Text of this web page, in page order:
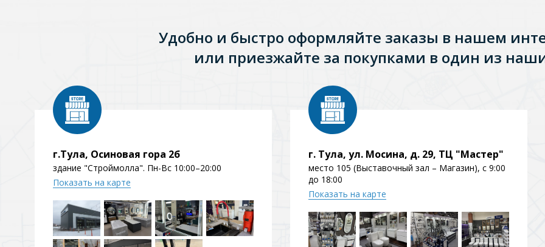
Из литьевого мрамора Из искусственного камня
Комплектующие к поддонам
Душевые уголки и ограждения
3 категории
Двери и перегородки Душевые ограждения
Удобно и быстро оформляйте заказы в нашем
или приезжайте за покупками в один из
г.Тула, Осиновая гора 2б
здание "Строймолла". Пн-Вс 10:00–20:00
Показать на карте
г. Тула, ул. Мосина, д. 29, ТЦ "Мастер"
место 105 (Выставочный зал – Магазин), с 9:00
до 18:00
Показать на карте